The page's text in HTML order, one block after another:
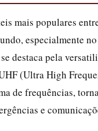
mais populares
especialmente
destaca pela
(Ultra High
de frequências,
e